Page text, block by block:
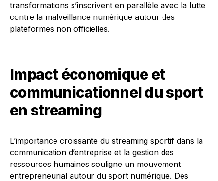
transformations s’inscrivent en parallèle avec la lutte
contre la malveillance numérique autour des
plateformes non officielles.
Impact économique et
communicationnel du sport
en streaming
L’importance croissante du streaming sportif dans la
communication d’entreprise et la gestion des
ressources humaines souligne un mouvement
entrepreneurial autour du sport numérique. Des